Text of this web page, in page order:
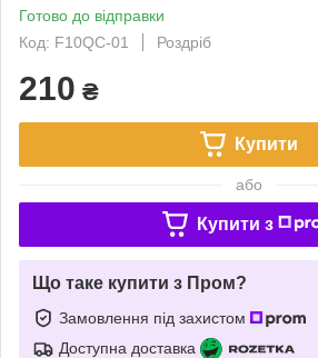
Готово до відправки
Код: F10QC-01
Роздріб
210 ₴
Купити
або
Купити з
Що таке купити з Пром?
Замовлення під захистом
Доступна доставка